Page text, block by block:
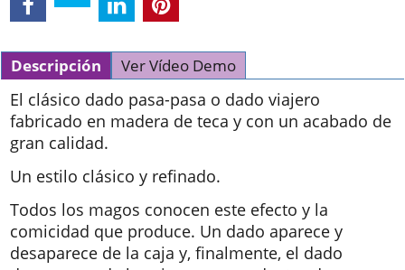
Descripción Ver Vídeo Demo
El clásico dado pasa-pasa o dado viajero
fabricado en madera de teca y con un acabado de
gran calidad.
Un estilo clásico y refinado.
Todos los magos conocen este efecto y la
comicidad que produce. Un dado aparece y
desaparece de la caja y, finalmente, el dado